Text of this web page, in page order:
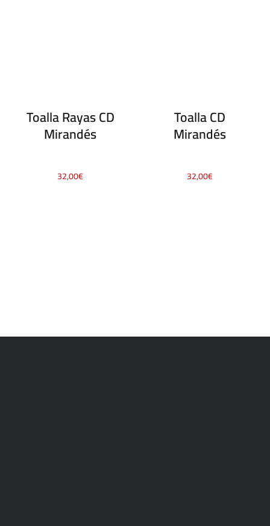
Toalla Rayas CD
Mirandés
32,00€
Toalla CD
Mirandés
32,00€